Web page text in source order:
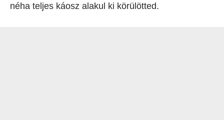
néha teljes káosz alakul ki körülötted.